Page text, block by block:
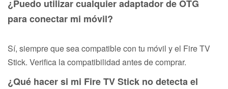
¿Puedo utilizar cualquier adaptador de OTG
para conectar mi móvil?
Sí, siempre que sea compatible con tu móvil y el Fire TV
Stick. Verifica la compatibilidad antes de comprar.
¿Qué hacer si mi Fire TV Stick no detecta el